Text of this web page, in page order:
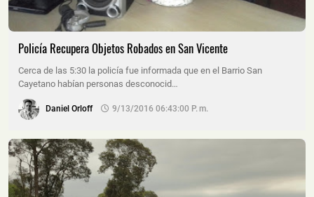
Policía Recupera Objetos Robados en San Vicente
Cerca de las 5:30 la policía fue informada que en el Barrio San
Cayetano habían personas desconocid…
Daniel Orloff 9/13/2016 06:43:00 P. M.